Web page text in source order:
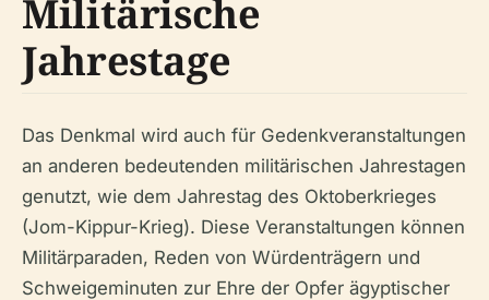
Militärische
Jahrestage
Das Denkmal wird auch für Gedenkveranstaltungen
an anderen bedeutenden militärischen Jahrestagen
genutzt, wie dem Jahrestag des Oktoberkrieges
(Jom-Kippur-Krieg). Diese Veranstaltungen können
Militärparaden, Reden von Würdenträgern und
Schweigeminuten zur Ehre der Opfer ägyptischer